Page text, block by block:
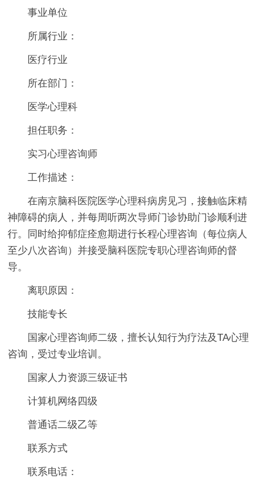
事业单位
所属行业：
医疗行业
所在部门：
医学心理科
担任职务：
实习心理咨询师
工作描述：
在南京脑科医院医学心理科病房见习，接触临床精
神障碍的病人，并每周听两次导师门诊协助门诊顺利进
行。同时给抑郁症痊愈期进行长程心理咨询（每位病人
至少八次咨询）并接受脑科医院专职心理咨询师的督
导。
离职原因：
技能专长
国家心理咨询师二级，擅长认知行为疗法及TA心理
咨询，受过专业培训。
国家人力资源三级证书
计算机网络四级
普通话二级乙等
联系方式
联系电话：